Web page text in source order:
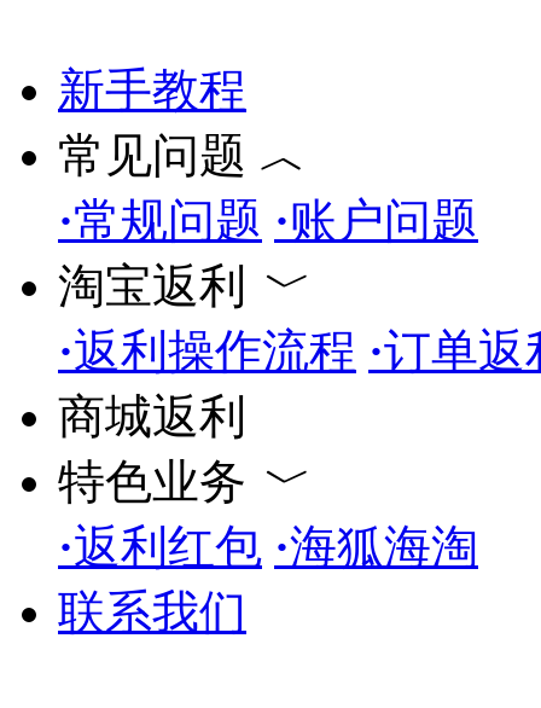
新手教程
常见问题 ︿
·常规问题 ·账户问题
淘宝返利
﹀
·返利操作流程 ·订单返
商城返利
特色业务 ﹀
·返利红包 ·海狐海淘
联系我们